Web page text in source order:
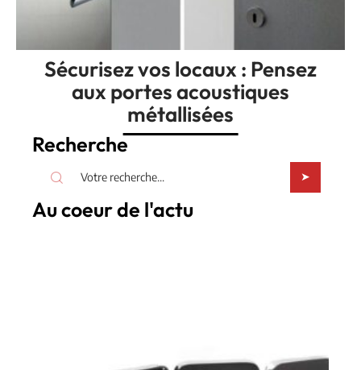
Sécurisez vos locaux : Pensez
aux portes acoustiques
métallisées
Recherche
Au coeur de l'actu